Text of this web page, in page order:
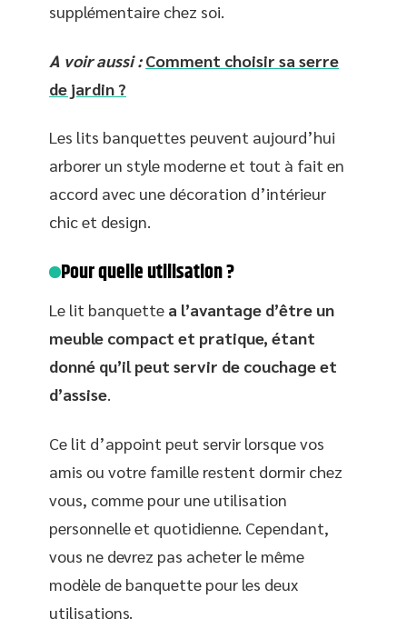
supplémentaire chez soi.
A voir aussi : Comment choisir sa serre
de jardin ?
Les lits banquettes peuvent aujourd’hui
arborer un style moderne et tout à fait en
accord avec une décoration d’intérieur
chic et design.
Pour quelle utilisation ?
Le lit banquette a l’avantage d’être un
meuble compact et pratique, étant
donné qu’il peut servir de couchage et
d’assise.
Ce lit d’appoint peut servir lorsque vos
amis ou votre famille restent dormir chez
vous, comme pour une utilisation
personnelle et quotidienne. Cependant,
vous ne devrez pas acheter le même
modèle de banquette pour les deux
utilisations.